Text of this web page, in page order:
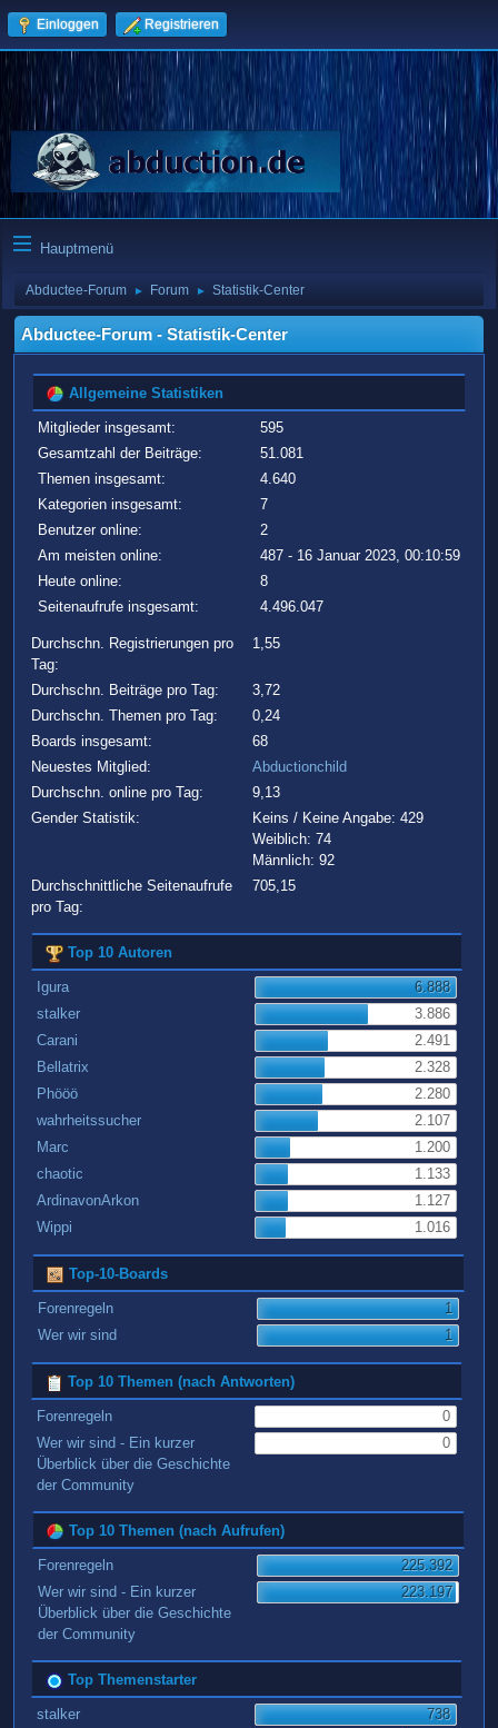
Einloggen Registrieren
Hauptmenü
Abductee-Forum ► Forum ► Statistik-Center
Abductee-Forum - Statistik-Center
Allgemeine Statistiken
Mitglieder insgesamt:
595
Gesamtzahl der Beiträge:
51.081
Themen insgesamt:
4.640
Kategorien insgesamt:
7
Benutzer online:
2
Am meisten online:
487 - 16 Januar 2023, 00:10:59
Heute online:
8
Seitenaufrufe insgesamt:
4.496.047
Durchschn. Registrierungen pro
Tag:
1,55
Durchschn. Beiträge pro Tag:
3,72
Durchschn. Themen pro Tag:
0,24
Boards insgesamt:
68
Neuestes Mitglied:
Abductionchild
Durchschn. online pro Tag:
9,13
Gender Statistik:
Keins / Keine Angabe: 429
Weiblich: 74
Männlich: 92
Durchschnittliche Seitenaufrufe
pro Tag:
705,15
Top 10 Autoren
Igura
6.888
stalker
3.886
Carani
2.491
Bellatrix
2.328
Phööö
2.280
wahrheitssucher
2.107
Marc
1.200
chaotic
1.133
ArdinavonArkon
1.127
Wippi
1.016
Top-10-Boards
Forenregeln
1
Wer wir sind
1
Top 10 Themen (nach Antworten)
Forenregeln
0
Wer wir sind - Ein kurzer
Überblick über die Geschichte
der Community
0
Top 10 Themen (nach Aufrufen)
Forenregeln
225.392
Wer wir sind - Ein kurzer
Überblick über die Geschichte
der Community
223.197
Top Themenstarter
stalker
738